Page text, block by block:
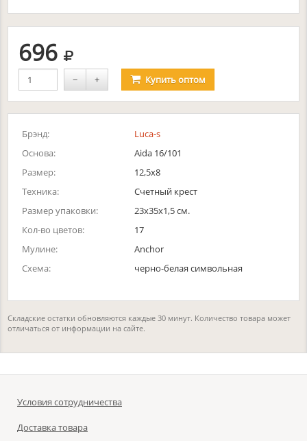
696 руб.
− + Купитьоптом
Брэнд:
Luca-s
Основа:
Aida 16/101
Размер:
12,5x8
Техника:
Счетный крест
Размер упаковки:
23x35x1,5 см.
Кол-во цветов:
17
Мулине:
Anchor
Схема:
черно-белая символьная
Складские остатки обновляются каждые 30 минут. Количество товара может
отличаться от информации на сайте.
Условия сотрудничества
Доставка товара